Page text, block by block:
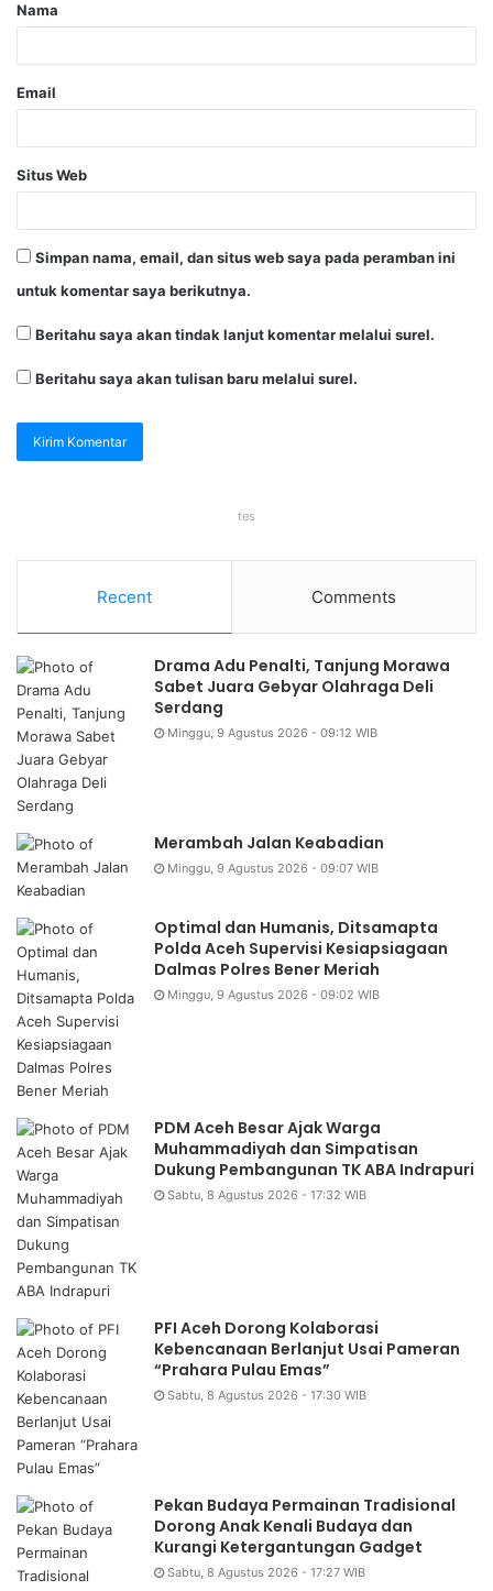
Nama
Email
Situs Web
Simpan nama, email, dan situs web saya pada peramban ini
untuk komentar saya berikutnya.
Beritahu saya akan tindak lanjut komentar melalui surel.
Beritahu saya akan tulisan baru melalui surel.
tes
Recent Comments
Drama Adu Penalti, Tanjung Morawa
Sabet Juara Gebyar Olahraga Deli
Serdang
Minggu, 9 Agustus 2026 - 09:12 WIB
Merambah Jalan Keabadian
Minggu, 9 Agustus 2026 - 09:07 WIB
Optimal dan Humanis, Ditsamapta
Polda Aceh Supervisi Kesiapsiagaan
Dalmas Polres Bener Meriah
Minggu, 9 Agustus 2026 - 09:02 WIB
PDM Aceh Besar Ajak Warga
Muhammadiyah dan Simpatisan
Dukung Pembangunan TK ABA Indrapuri
Sabtu, 8 Agustus 2026 - 17:32 WIB
PFI Aceh Dorong Kolaborasi
Kebencanaan Berlanjut Usai Pameran
“Prahara Pulau Emas”
Sabtu, 8 Agustus 2026 - 17:30 WIB
Pekan Budaya Permainan Tradisional
Dorong Anak Kenali Budaya dan
Kurangi Ketergantungan Gadget
Sabtu, 8 Agustus 2026 - 17:27 WIB